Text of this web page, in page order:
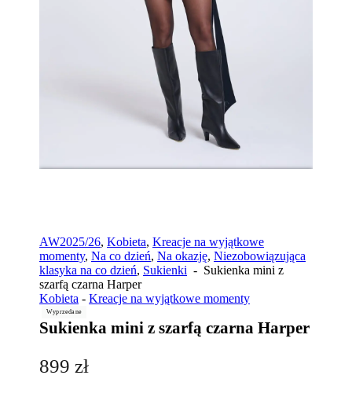
AW2025/26, Kobieta, Kreacje na wyjątkowe
momenty, Na co dzień, Na okazję, Niezobowiązująca
klasyka na co dzień, Sukienki - Sukienka mini z
szarfą czarna Harper
Kobieta - Kreacje na wyjątkowe momenty
Wyprzedane
Sukienka mini z szarfą czarna Harper
899 zł